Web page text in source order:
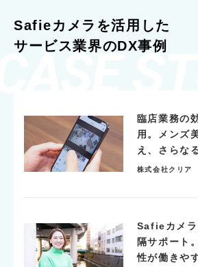
Safieカメラを活用した
サービス業界のDX事例
臨店業務の
用。メンズ
え、さらな
株式会社クリア
Safieカメラ
隔サポート
性が働きや